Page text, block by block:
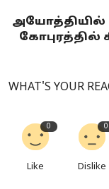
அயோத்தியில்
கோபுரத்தில்
WHAT'S YOUR
0
Like
0
Dislike